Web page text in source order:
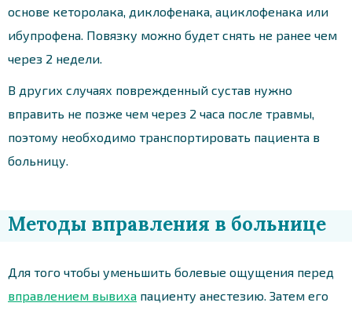
основе кеторолака, диклофенака, ациклофенака или
ибупрофена. Повязку можно будет снять не ранее чем
через 2 недели.
В других случаях поврежденный сустав нужно
вправить не позже чем через 2 часа после травмы,
поэтому необходимо транспортировать пациента в
больницу.
Методы вправления в больнице
Для того чтобы уменьшить болевые ощущения перед
вправлением вывиха пациенту анестезию. Затем его